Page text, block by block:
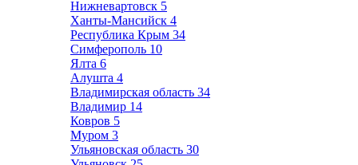
Нижневартовск 5
Ханты-Мансийск 4
Республика Крым 34
Симферополь 10
Ялта 6
Алушта 4
Владимирская область 34
Владимир 14
Ковров 5
Муром 3
Ульяновская область 30